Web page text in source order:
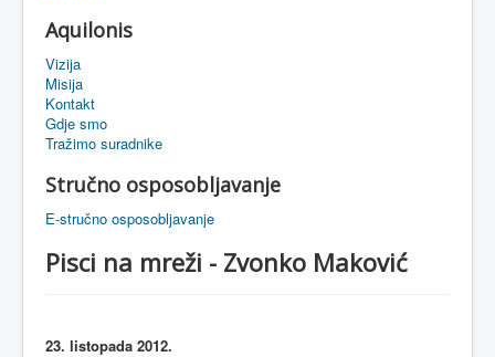
Aquilonis
Vizija
Misija
Kontakt
Gdje smo
Tražimo suradnike
Stručno osposobljavanje
E-stručno osposobljavanje
Pisci na mreži - Zvonko Maković
23. listopada 2012.